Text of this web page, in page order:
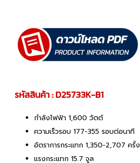
รหัสสินค้า : D25733K-B1
กำลังไฟฟ้า 1,600 วัตต์
ความเร็วรอบ 177-355 รอบต่อนาที
อัตราการกระแทก 1,350-2,707 ครั้
แรงกระแทก 15.7 จูล